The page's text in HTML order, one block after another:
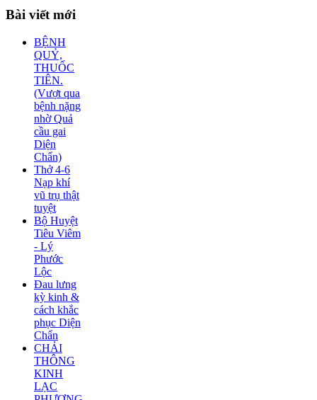
Bài viết mới
BỆNH
QUỶ,
THUỐC
TIÊN.
(Vượt qua
bệnh nặng
nhờ Quả
cầu gai
Diện
Chẩn)
Thở 4-6
Nạp khí
vũ trụ thật
tuyệt
Bộ Huyệt
Tiêu Viêm
- Lý
Phước
Lộc
Đau lưng
kỳ kinh &
cách khắc
phục Diện
Chẩn
CHẢI
THÔNG
KINH
LẠC